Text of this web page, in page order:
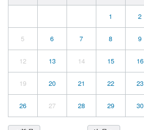
1 2
5 6 7 8 9
12 13 14 15 16
19 20 21 22 23
26 27 28 29 30